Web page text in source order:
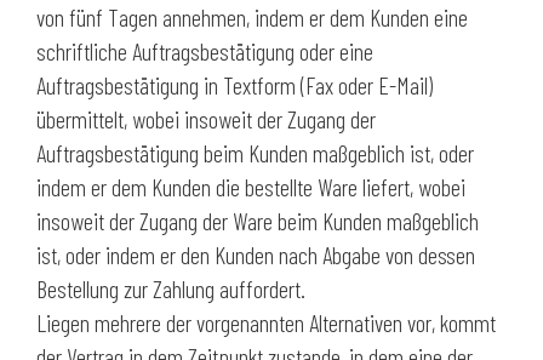
von fünf Tagen annehmen, indem er dem Kunden eine
schriftliche Auftragsbestätigung oder eine
Auftragsbestätigung in Textform (Fax oder E-Mail)
übermittelt, wobei insoweit der Zugang der
Auftragsbestätigung beim Kunden maßgeblich ist, oder
indem er dem Kunden die bestellte Ware liefert, wobei
insoweit der Zugang der Ware beim Kunden maßgeblich
ist, oder indem er den Kunden nach Abgabe von dessen
Bestellung zur Zahlung auffordert.
Liegen mehrere der vorgenannten Alternativen vor, kommt